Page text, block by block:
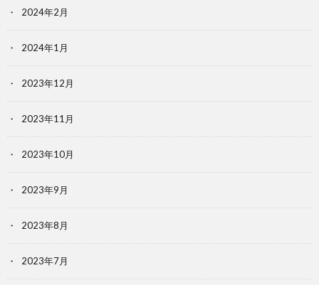
2024年2月
2024年1月
2023年12月
2023年11月
2023年10月
2023年9月
2023年8月
2023年7月